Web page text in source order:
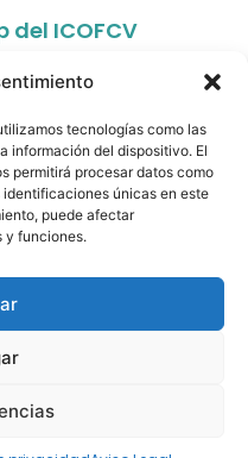
tecnologías como las
información del dispositivo. El
permitirá procesar datos como
únicas en este
puede afectar
y funciones.
del ICOFCV
Colegio Oficial de
Valenciana. All rights